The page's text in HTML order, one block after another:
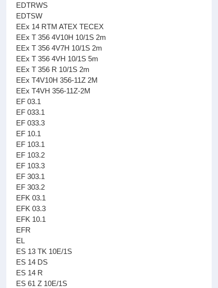
EDTRWS
EDTSW
EEx 14 RTM ATEX TECEX
EEx T 356 4V10H 10/1S 2m
EEx T 356 4V7H 10/1S 2m
EEx T 356 4VH 10/1S 5m
EEx T 356 R 10/1S 2m
EEx T4V10H 356-11Z 2M
EEx T4VH 356-11Z-2M
EF 03.1
EF 033.1
EF 033.3
EF 10.1
EF 103.1
EF 103.2
EF 103.3
EF 303.1
EF 303.2
EFK 03.1
EFK 03.3
EFK 10.1
EFR
EL
ES 13 TK 10E/1S
ES 14 DS
ES 14 R
ES 61 Z 10E/1S